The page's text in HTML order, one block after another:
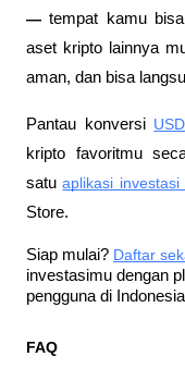
— tempat kamu bisa
aset kripto lainnya
aman, dan bisa
Pantau konversi
kripto favoritmu
satu aplikasi investasi
Store.
Siap mulai? Daftar
investasimu dengan
pengguna di
FAQ